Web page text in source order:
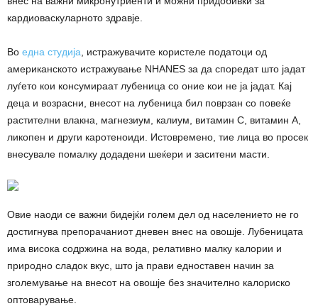
кардиоваскуларното здравје.
Во една студија , истражувачите користеле податоци од
американското истражување NHANES за да споредат што јадат
луѓето кои консумираат лубеница со оние кои не ја јадат. Кај
деца и возрасни, внесот на лубеница бил поврзан со повеќе
растителни влакна, магнезиум, калиум, витамин C, витамин A,
ликопен и други каротеноиди. Истовремено, тие лица во просек
внесувале помалку додадени шеќери и заситени масти.
Овие наоди се важни бидејќи голем дел од населението не го
достигнува препорачаниот дневен внес на овошје. Лубеницата
има висока содржина на вода, релативно малку калории и
природно сладок вкус, што ја прави едноставен начин за
зголемување на внесот на овошје без значително калориско
оптоварување.